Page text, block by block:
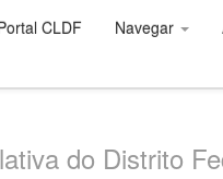
CLDF Navegar
do Distrito